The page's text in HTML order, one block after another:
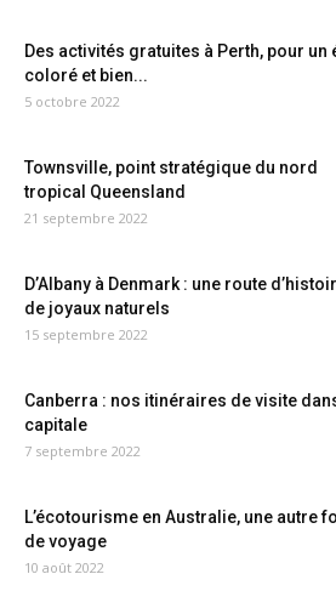
Des activités gratuites à Perth, pour un
coloré et bien...
5 octobre 2022
Townsville, point stratégique du nord
tropical Queensland
21 septembre 2022
D’Albany à Denmark : une route
de joyaux naturels
15 septembre 2022
Canberra : nos itinéraires de visite
capitale
7 septembre 2022
L’écotourisme en Australie, une autre
de voyage
10 août 2022